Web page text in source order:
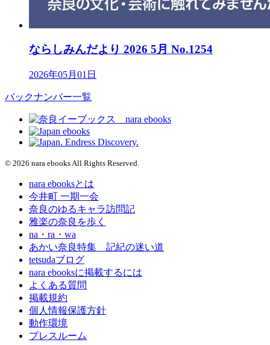
ならしみんだより 2026 5月 No.1254
2026年05月01日
バックナンバー一覧
© 2026 nara ebooks All Rights Reserved.
nara ebooksとは
今井町 一期一会
奈良のゆるキャラ訪問記
雅楽の奈良を歩く
na・ra・wa
あかい奈良特集 記紀の迷い道
tetsudaブログ
nara ebooksに掲載するには
よくある質問
掲載規約
個人情報保護方針
動作環境
プレスルーム